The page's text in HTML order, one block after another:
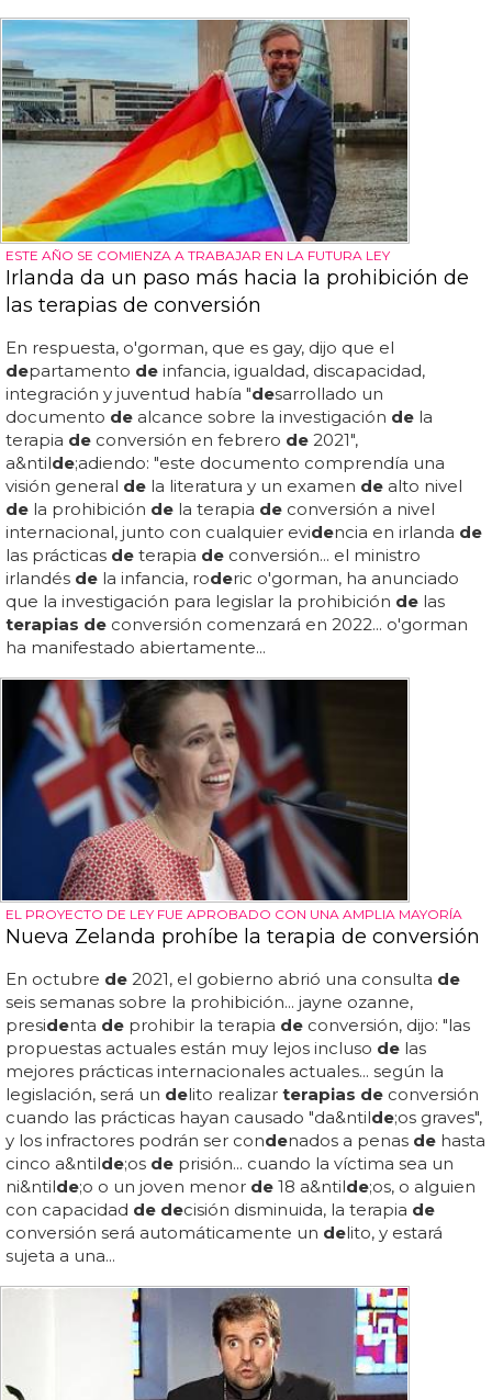
ESTE AÑO SE COMIENZA A TRABAJAR EN LA FUTURA LEY
Irlanda da un paso más hacia la prohibición de
las terapias de conversión
En respuesta, o'gorman, que es gay, dijo que el
departamento de infancia, igualdad, discapacidad,
integración y juventud había "desarrollado un
documento de alcance sobre la investigación de la
terapia de conversión en febrero de 2021",
a&ntilde;adiendo: "este documento comprendía una
visión general de la literatura y un examen de alto nivel
de la prohibición de la terapia de conversión a nivel
internacional, junto con cualquier evidencia en irlanda de
las prácticas de terapia de conversión... el ministro
irlandés de la infancia, roderic o'gorman, ha anunciado
que la investigación para legislar la prohibición de las
terapias de conversión comenzará en 2022... o'gorman
ha manifestado abiertamente...
EL PROYECTO DE LEY FUE APROBADO CON UNA AMPLIA MAYORÍA
Nueva Zelanda prohíbe la terapia de conversión
En octubre de 2021, el gobierno abrió una consulta de
seis semanas sobre la prohibición... jayne ozanne,
presidenta de prohibir la terapia de conversión, dijo: "las
propuestas actuales están muy lejos incluso de las
mejores prácticas internacionales actuales... según la
legislación, será un delito realizar terapias de conversión
cuando las prácticas hayan causado "da&ntilde;os graves",
y los infractores podrán ser condenados a penas de hasta
cinco a&ntilde;os de prisión... cuando la víctima sea un
ni&ntilde;o o un joven menor de 18 a&ntilde;os, o alguien
con capacidad de decisión disminuida, la terapia de
conversión será automáticamente un delito, y estará
sujeta a una...